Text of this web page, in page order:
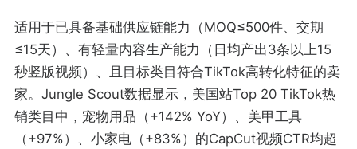
适用于已具备基础供应链能力（MOQ≤500件、交期
≤15天）、有轻量内容生产能力（日均产出3条以上15
秒竖版视频）、且目标类目符合TikTok高转化特征的卖
家。Jungle Scout数据显示，美国站Top 20 TikTok热
销类目中，宠物用品（+142% YoY）、美甲工具
（+97%）、小家电（+83%）的CapCut视频CTR均超